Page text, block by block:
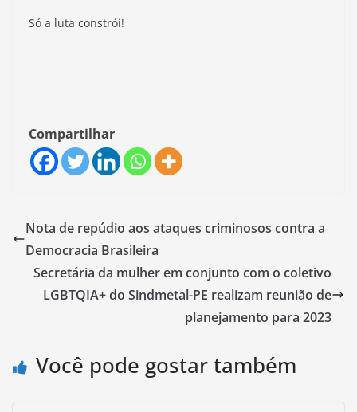
Só a luta constrói!
Compartilhar
Nota de repúdio aos ataques criminosos contra a
Democracia Brasileira
Secretária da mulher em conjunto com o coletivo
LGBTQIA+ do Sindmetal-PE realizam reunião de
planejamento para 2023
Você pode gostar também